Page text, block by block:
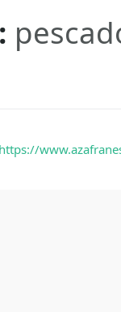
https://